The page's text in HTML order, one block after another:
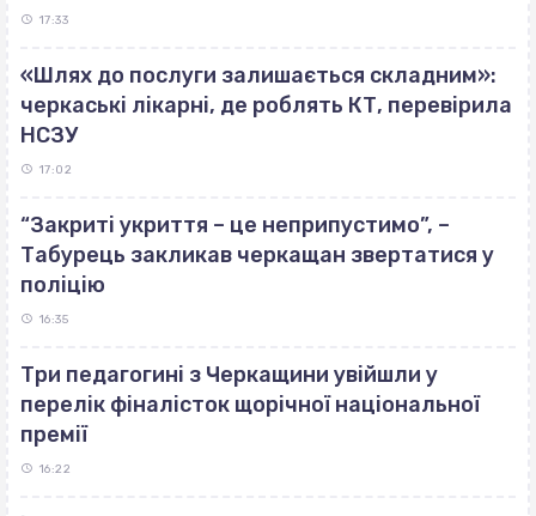
17:33
«Шлях до послуги залишається складним»:
черкаські лікарні, де роблять КТ, перевірила
НСЗУ
17:02
“Закриті укриття – це неприпустимо”, –
Табурець закликав черкащан звертатися у
поліцію
16:35
Три педагогині з Черкащини увійшли у
перелік фіналісток щорічної національної
премії
16:22